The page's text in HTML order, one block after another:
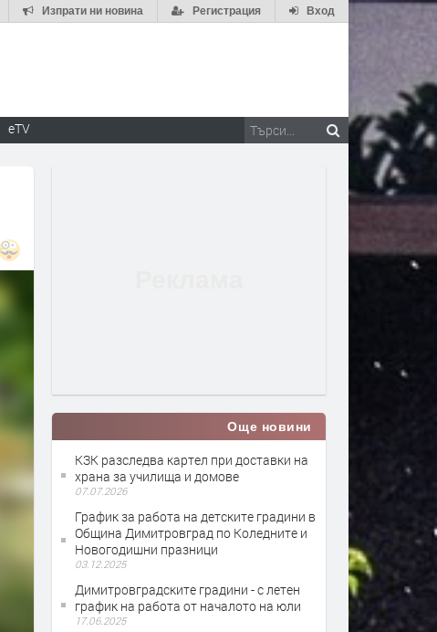
Вход
Регистрация
Изпрати ни новина
eTV
Още новини
КЗК разследва картел при доставки на
храна за училища и домове
07.07.2026
График за работа на детските градини в
Община Димитровград по Коледните и
Новогодишни празници
03.12.2025
Димитровградските градини - с летен
график на работа от началото на юли
17.06.2025